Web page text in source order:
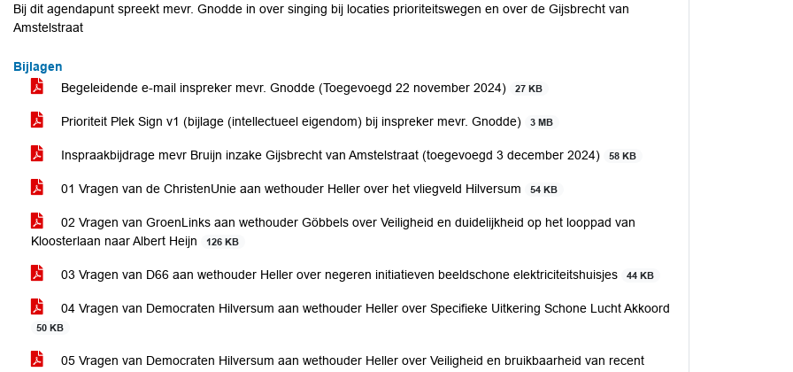
Bij dit agendapunt spreekt mevr. Gnodde in over singing bij locaties prioriteitswegen en over de Gijsbrecht van
Amstelstraat
Bijlagen
Begeleidende e-mail inspreker mevr. Gnodde (Toegevoegd 22 november 2024)
27 KB
Prioriteit Plek Sign v1 (bijlage (intellectueel eigendom) bij inspreker mevr. Gnodde) 3 MB
Inspraakbijdrage mevr Bruijn inzake Gijsbrecht van Amstelstraat (toegevoegd 3 december 2024) 58 KB
01 Vragen van de ChristenUnie aan wethouder Heller over het vliegveld Hilversum 54 KB
02 Vragen van GroenLinks aan wethouder Göbbels over Veiligheid en duidelijkheid op het looppad van
Kloosterlaan naar Albert Heijn
126 KB
03 Vragen van D66 aan wethouder Heller over negeren initiatieven beeldschone elektriciteitshuisjes 44 KB
04 Vragen van Democraten Hilversum aan wethouder Heller over Specifieke Uitkering Schone Lucht Akkoord
50 KB
05 Vragen van Democraten Hilversum aan wethouder Heller over Veiligheid en bruikbaarheid van recent